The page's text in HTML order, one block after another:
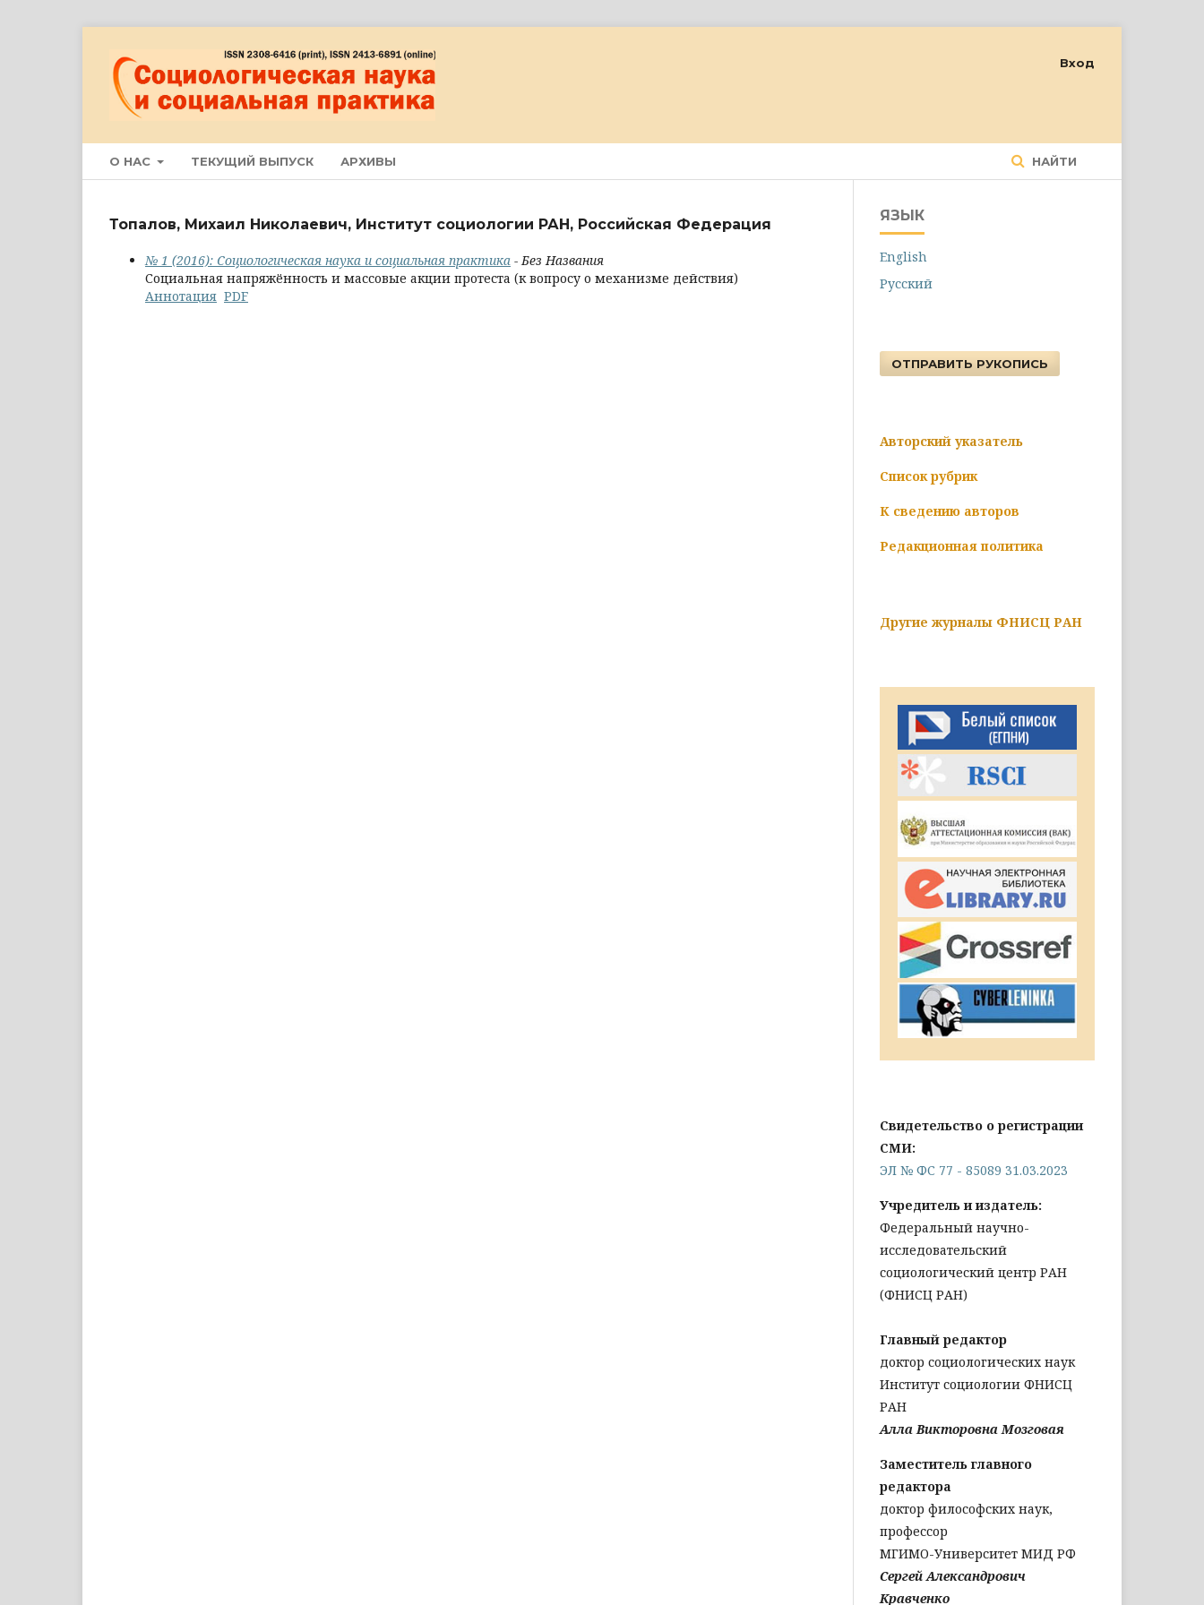
О НАС ТЕКУЩИЙ ВЫПУСК АРХИВЫ НАЙТИ
Вход
Топалов, Михаил Николаевич, Институт социологии РАН, Российская Федерация
№ 1 (2016): Социологическая наука и социальная практика - Без Названия
Социальная напряжённость и массовые акции протеста (к вопросу о механизме действия)
Аннотация PDF
ЯЗЫК
English
Русский
ОТПРАВИТЬ РУКОПИСЬ
Авторский указатель
Список рубрик
К сведению авторов
Редакционная политика
Другие журналы ФНИСЦ РАН
Свидетельство о регистрации
СМИ:
ЭЛ № ФС 77 - 85089 31.03.2023
Учредитель и издатель:
Федеральный научно-
исследовательский
социологический центр РАН
(ФНИСЦ РАН)
Главный редактор
доктор социологических наук
Институт социологии ФНИСЦ
РАН
Алла Викторовна Мозговая
Заместитель главного
редактора
доктор философских наук,
профессор
МГИМО-Университет МИД РФ
Сергей Александрович
Кравченко